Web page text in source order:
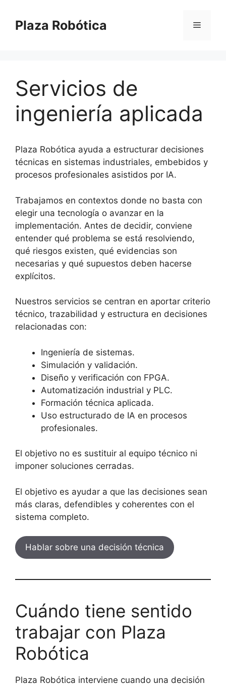
contenido
Plaza Robótica Menú
Servicios de
ingeniería aplicada
Plaza Robótica ayuda a estructurar decisiones
técnicas en sistemas industriales, embebidos y
procesos profesionales asistidos por IA.
Trabajamos en contextos donde no basta con
elegir una tecnología o avanzar en la
implementación. Antes de decidir, conviene
entender qué problema se está resolviendo,
qué riesgos existen, qué evidencias son
necesarias y qué supuestos deben hacerse
explícitos.
Nuestros servicios se centran en aportar criterio
técnico, trazabilidad y estructura en decisiones
relacionadas con:
Ingeniería de sistemas.
Simulación y validación.
Diseño y verificación con FPGA.
Automatización industrial y PLC.
Formación técnica aplicada.
Uso estructurado de IA en procesos
profesionales.
El objetivo no es sustituir al equipo técnico ni
imponer soluciones cerradas.
El objetivo es ayudar a que las decisiones sean
más claras, defendibles y coherentes con el
sistema completo.
Hablar sobre una decisión técnica
Cuándo tiene sentido
trabajar con Plaza
Robótica
Plaza Robótica interviene cuando una decisión